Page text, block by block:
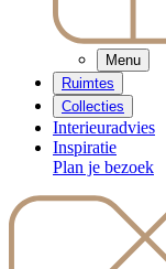
Menu
Ruimtes
Collecties
Interieuradvies
Inspiratie
Plan je bezoek